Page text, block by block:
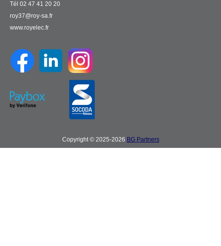
Tél 02 47 41 20 20
roy37@roy-sa.fr
www.royelec.fr
Copyright © 2025-2026 BG Partners